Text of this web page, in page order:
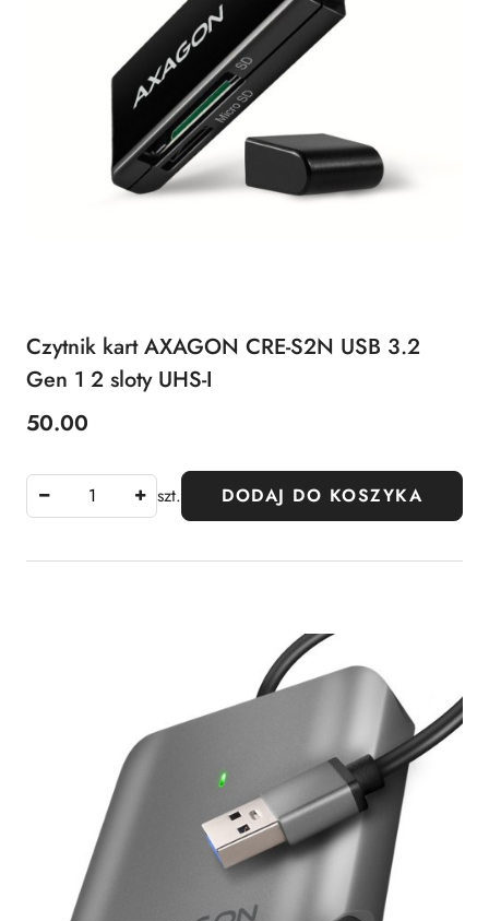
Czytnik kart AXAGON CRE-S2N USB 3.2
Gen 1 2 sloty UHS-I
Cena:
50.00
szt. DODAJ DO KOSZYKA